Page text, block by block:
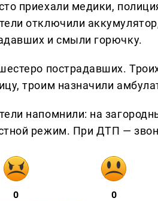
приехали медики,
отключили
и смыли горючку.
пострадавших.
троим назначили
напомнили: на
режим. При ДТП —
0 0